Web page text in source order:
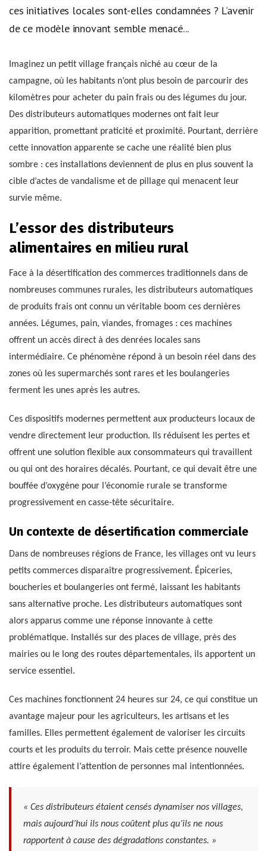
ces initiatives locales sont-elles condamnées ? L’avenir
de ce modèle innovant semble menacé...
Imaginez un petit village français niché au cœur de la
campagne, où les habitants n’ont plus besoin de parcourir des
kilomètres pour acheter du pain frais ou des légumes du jour.
Des distributeurs automatiques modernes ont fait leur
apparition, promettant praticité et proximité. Pourtant, derrière
cette innovation apparente se cache une réalité bien plus
sombre : ces installations deviennent de plus en plus souvent la
cible d’actes de vandalisme et de pillage qui menacent leur
survie même.
L’essor des distributeurs
alimentaires en milieu rural
Face à la désertification des commerces traditionnels dans de
nombreuses communes rurales, les distributeurs automatiques
de produits frais ont connu un véritable boom ces dernières
années. Légumes, pain, viandes, fromages : ces machines
offrent un accès direct à des denrées locales sans
intermédiaire. Ce phénomène répond à un besoin réel dans des
zones où les supermarchés sont rares et les boulangeries
ferment les unes après les autres.
Ces dispositifs modernes permettent aux producteurs locaux de
vendre directement leur production. Ils réduisent les pertes et
offrent une solution flexible aux consommateurs qui travaillent
ou qui ont des horaires décalés. Pourtant, ce qui devait être une
bouffée d’oxygène pour l’économie rurale se transforme
progressivement en casse-tête sécuritaire.
Un contexte de désertification commerciale
Dans de nombreuses régions de France, les villages ont vu leurs
petits commerces disparaître progressivement. Épiceries,
boucheries et boulangeries ont fermé, laissant les habitants
sans alternative proche. Les distributeurs automatiques sont
alors apparus comme une réponse innovante à cette
problématique. Installés sur des places de village, près des
mairies ou le long des routes départementales, ils apportent un
service essentiel.
Ces machines fonctionnent 24 heures sur 24, ce qui constitue un
avantage majeur pour les agriculteurs, les artisans et les
familles. Elles permettent également de valoriser les circuits
courts et les produits du terroir. Mais cette présence nouvelle
attire également l’attention de personnes mal intentionnées.
« Ces distributeurs étaient censés dynamiser nos villages,
mais aujourd’hui ils nous coûtent plus qu’ils ne nous
rapportent à cause des dégradations constantes. »